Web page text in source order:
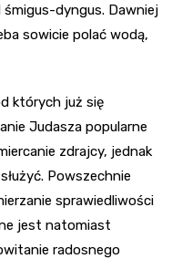
śmigus-dyngus. Dawniej
sowicie polać wodą,
których już się
Judasza popularne
zdrajcy, jednak
Powszechnie
sprawiedliwości
jest natomiast
radosnego